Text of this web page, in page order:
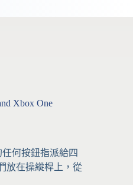
Xbox One
何按鈕指派給四
放在操縱桿上，從